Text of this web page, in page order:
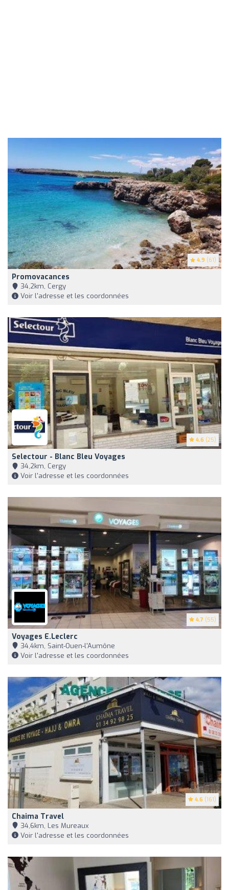
4.9 (61)
Promovacances
34,2km, Cergy
Voir l'adresse et les coordonnées
4.6 (25)
Selectour - Blanc Bleu Voyages
34,2km, Cergy
Voir l'adresse et les coordonnées
4.7 (55)
Voyages E.Leclerc
34,4km, Saint-Ouen-l'Aumône
Voir l'adresse et les coordonnées
4.6 (161)
Chaima Travel
34,6km, Les Mureaux
Voir l'adresse et les coordonnées